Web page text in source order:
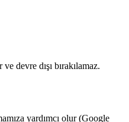
devre dışı bırakılamaz.
yardımcı olur (Google